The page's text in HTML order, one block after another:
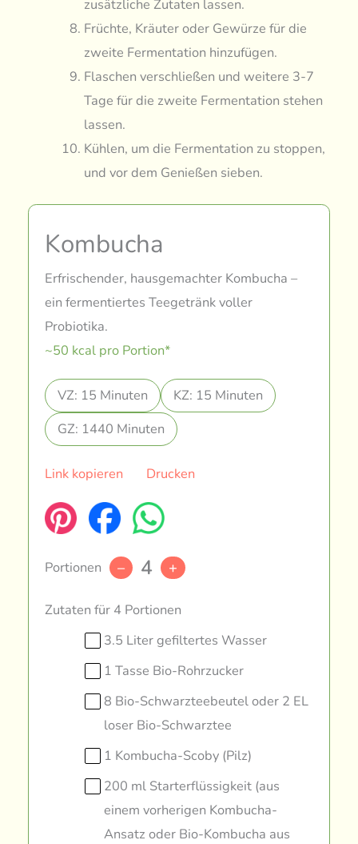
zusätzliche Zutaten lassen.
Früchte, Kräuter oder Gewürze für die
zweite Fermentation hinzufügen.
Flaschen verschließen und weitere 3-7
Tage für die zweite Fermentation stehen
lassen.
Kühlen, um die Fermentation zu stoppen,
und vor dem Genießen sieben.
Kombucha
Erfrischender, hausgemachter Kombucha –
ein fermentiertes Teegetränk voller
Probiotika.
~50 kcal pro Portion*
VZ: 15 Minuten
KZ: 15 Minuten
GZ: 1440 Minuten
Link kopieren Drucken
Portionen – 4 +
Zutaten für 4 Portionen
3.5 Liter gefiltertes Wasser
1 Tasse Bio-Rohrzucker
8 Bio-Schwarzteebeutel oder 2 EL
loser Bio-Schwarztee
1 Kombucha-Scoby (Pilz)
200 ml Starterflüssigkeit (aus
einem vorherigen Kombucha-
Ansatz oder Bio-Kombucha aus